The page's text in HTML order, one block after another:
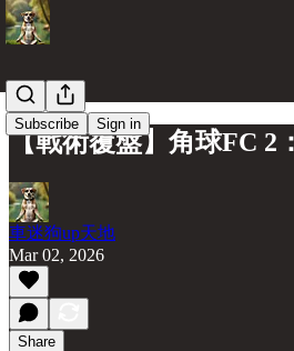
Subscribe Sign in
【戰術覆盤】角球FC
車迷狗up天地
Mar 02, 2026
Share